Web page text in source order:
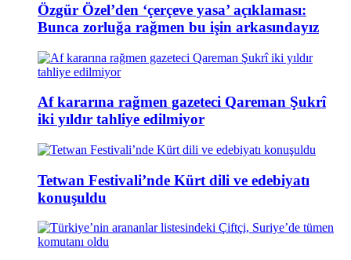
Özgür Özel’den ‘çerçeve yasa’ açıklaması:
Bunca zorluğa rağmen bu işin arkasındayız
Af kararına rağmen gazeteci Qareman Şukrî
iki yıldır tahliye edilmiyor
Tetwan Festivali’nde Kürt dili ve edebiyatı
konuşuldu